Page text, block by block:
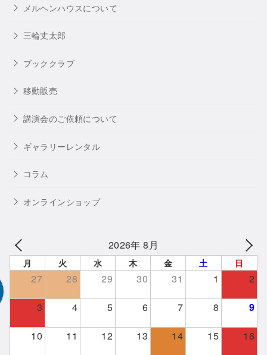
メルヘンハウスについて
三輪丈太郎
ブッククラブ
移動販売
講演会のご依頼について
ギャラリーレンタル
コラム
オンラインショップ
2026年 8月
月 火 水 木 金 土 日
27 28 29 30 31 1 2
3 4 5 6 7 8 9
10 11 12 13 14 15 16